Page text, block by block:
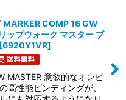
MARKER COMP 16 GW
ップウォーク マスター ブ
[6920Y1VR]
MASTER 意欲的なオンピ
高性能ビンディングが、